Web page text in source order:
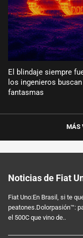
El blindaje siempre
los ingenieros
fantasmas
MÁS
Noticias de Fiat
Fiat Uno:En Brasil, si te
peatones.Dolorpasión™:
el 500C que vino de..